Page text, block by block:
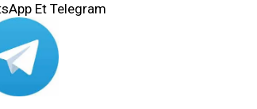
Et Telegram